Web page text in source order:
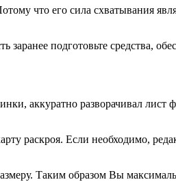
что его сила схватывания
заранее подготовьте средства,
аккуратно разворачивал
раскроя. Если необходимо,
Таким образом Вы